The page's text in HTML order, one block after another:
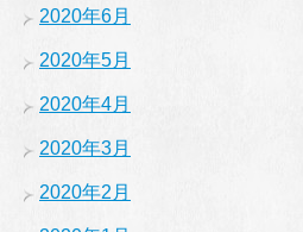
2020年6月
2020年5月
2020年4月
2020年3月
2020年2月